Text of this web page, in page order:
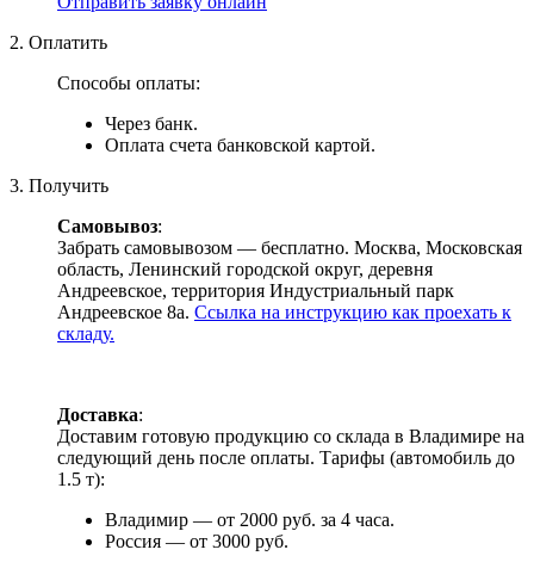
2. Оплатить
Способы оплаты:
Через банк.
Оплата счета банковской картой.
3. Получить
Самовывоз:
Забрать самовывозом — бесплатно. Москва, Московская
область, Ленинский городской округ, деревня
Андреевское, территория Индустриальный парк
Андреевское 8а. Ссылка на инструкцию как проехать к
складу.
Доставка:
Доставим готовую продукцию со склада в Владимире на
следующий день после оплаты. Тарифы (автомобиль до
1.5 т):
Владимир — от 2000 руб. за 4 часа.
Россия — от 3000 руб.